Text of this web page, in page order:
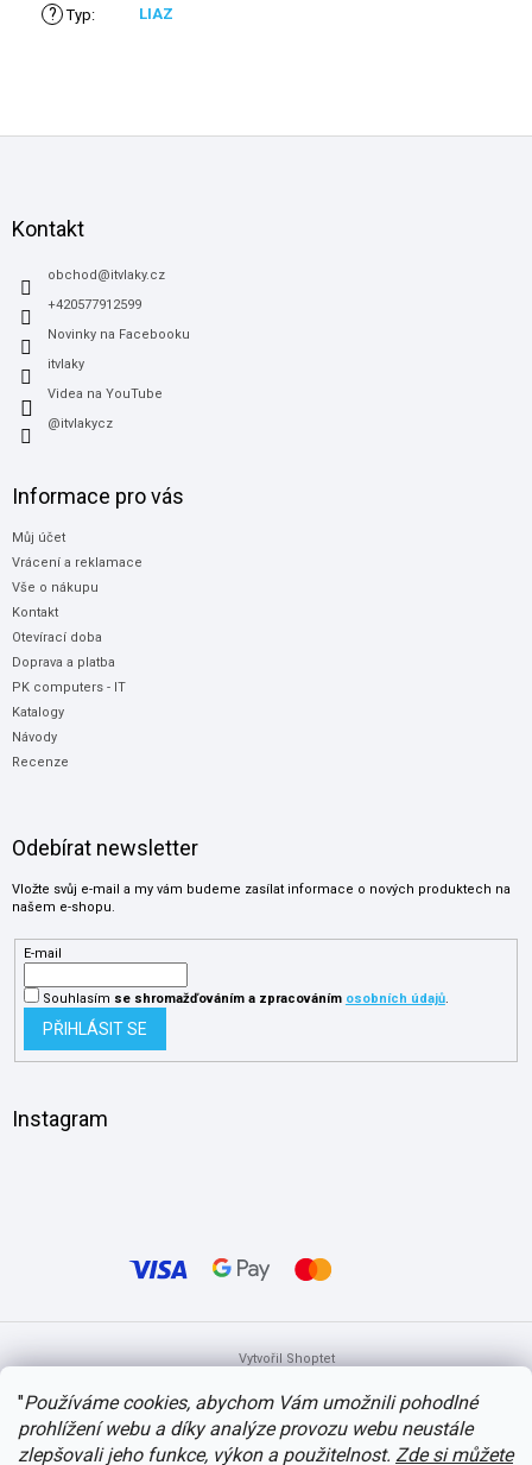
"Používáme cookies, abychom Vám umožnili pohodlné
prohlížení webu a díky analýze provozu webu neustále
zlepšovali jeho funkce, výkon a použitelnost. Zde si můžete
? Typ: LIAZ
Kontakt
obchod @itvlaky.cz
+420577912599
Novinky na Facebooku
itvlaky
Videa na YouTube
@itvlakycz
Informace pro vás
Můj účet
Vrácení a reklamace
Vše o nákupu
Kontakt
Otevírací doba
Doprava a platba
PK computers - IT
Katalogy
Návody
Recenze
Odebírat newsletter
Vložte svůj e-mail a my vám budeme zasílat informace o nových produktech na
našem e-shopu.
E-mail
Souhlasím se shromažďováníma zpracováním osobních údajů.
PŘIHLÁSIT SE
Instagram
Vytvořil Shoptet
Copyright 2026itvlaky.cz. Všechna práva vyhrazena.Upravit nastavení
cookies